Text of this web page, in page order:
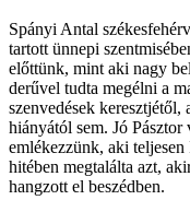
Spányi Antal
tartott ünnepi
előttünk, mint aki nagy
derűvel tudta megélni a
szenvedések keresztjétől,
hiányától sem. Jó Pásztor
emlékezzünk, aki teljesen
hitében megtalálta azt,
hangzott el beszédben.